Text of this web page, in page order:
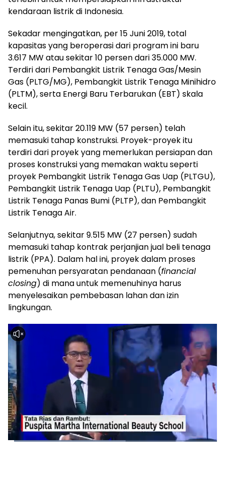
kendaraan listrik di Indonesia.
Sekadar mengingatkan, per 15 Juni 2019, total
kapasitas yang beroperasi dari program ini baru
3.617 MW atau sekitar 10 persen dari 35.000 MW.
Terdiri dari Pembangkit Listrik Tenaga Gas/Mesin
Gas (PLTG/MG), Pembangkit Listrik Tenaga Minihidro
(PLTM), serta Energi Baru Terbarukan (EBT) skala
kecil.
Selain itu, sekitar 20.119 MW (57 persen) telah
memasuki tahap konstruksi. Proyek-proyek itu
terdiri dari proyek yang memerlukan persiapan dan
proses konstruksi yang memakan waktu seperti
proyek Pembangkit Listrik Tenaga Gas Uap (PLTGU),
Pembangkit Listrik Tenaga Uap (PLTU), Pembangkit
Listrik Tenaga Panas Bumi (PLTP), dan Pembangkit
Listrik Tenaga Air.
Selanjutnya, sekitar 9.515 MW (27 persen) sudah
memasuki tahap kontrak perjanjian jual beli tenaga
listrik (PPA). Dalam hal ini, proyek dalam proses
pemenuhan persyaratan pendanaan (financial
closing) di mana untuk memenuhinya harus
menyelesaikan pembebasan lahan dan izin
lingkungan.